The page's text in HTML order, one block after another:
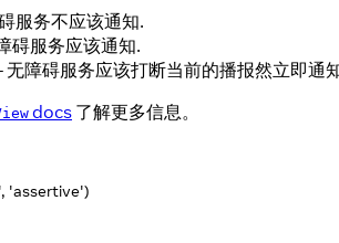
服务不应该通知.
碍服务应该通知.
无障碍服务应该打断当前的播报然立即通
docs 了解更多信息。
'assertive')